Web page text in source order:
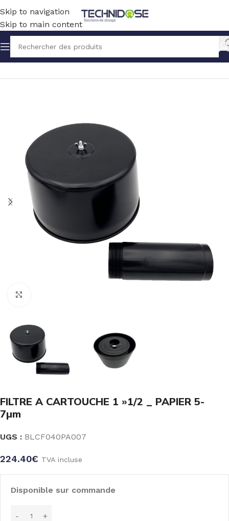
Skip to navigation
Skip to main content
Accueil BLOWERS ACCESSOIRES / PIECES DETACHEES
FILTRE A CARTOUCHE 1 »1/2 _ PAPIER 5-
7µm
UGS : BLCF040PA007
224.40€ TVA incluse
Disponible sur commande